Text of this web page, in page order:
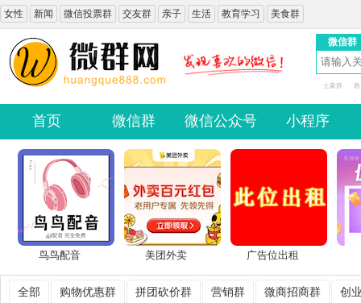
女性 新闻 微信投票群 交友群 亲子 生活 教育学习 美食群
微信群
土豪群
首页 微信群 微信公众号 小程序
鸟鸟配音 美团外卖 广告位出租
全部 购物优惠群 拼团砍价群 营销群 微商招商群 创